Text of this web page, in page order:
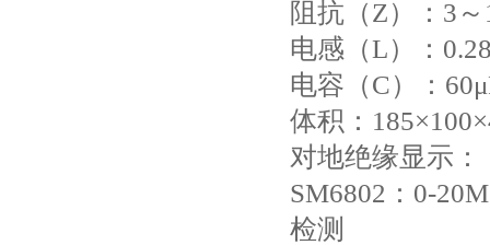
阻抗（Z）：3
电感（L）：
电容（C）：
体积：
对地绝缘显示：
SM6802：0-
检测